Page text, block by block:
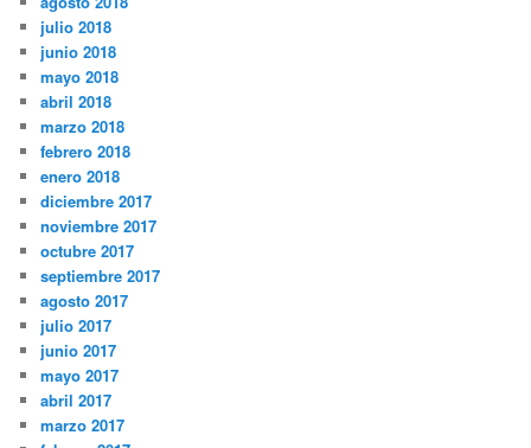
julio 2018
junio 2018
mayo 2018
abril 2018
marzo 2018
febrero 2018
enero 2018
diciembre 2017
noviembre 2017
octubre 2017
septiembre 2017
agosto 2017
julio 2017
junio 2017
mayo 2017
abril 2017
marzo 2017